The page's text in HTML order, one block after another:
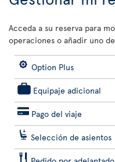
Acceda a su reserva para
operaciones o añadir uno
Option Plus
Equipaje adicional
Pago del viaje
Selección de asientos